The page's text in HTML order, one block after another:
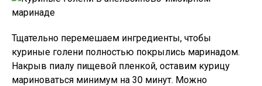
Тщательно перемешаем ингредиенты, чтобы
куриные голени полностью покрылись маринадом.
Накрыв пиалу пищевой пленкой, оставим курицу
мариноваться минимум на 30 минут. Можно